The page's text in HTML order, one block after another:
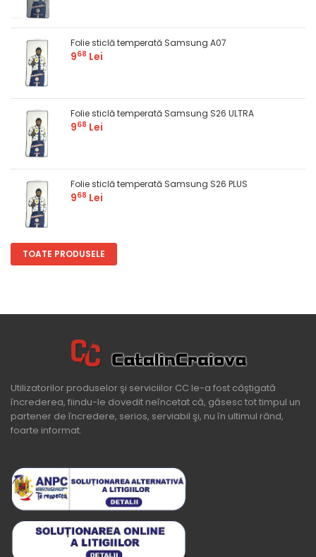
Folie sticlă temperată Samsung A07
968 Lei
Folie sticlă temperată Samsung S26 ULTRA
968 Lei
Folie sticlă temperată Samsung S26 PLUS
968 Lei
TOATE PRODUSELE
Utilizatorilor produselor şi serviciilor CC le-a fost câştigată
încrederea, fiindu-le dovedit neîncetat că, găsesc tot timpul un
partener de încredere, serios, serviabil şi, nu în ultimul rând,
foarte informat.